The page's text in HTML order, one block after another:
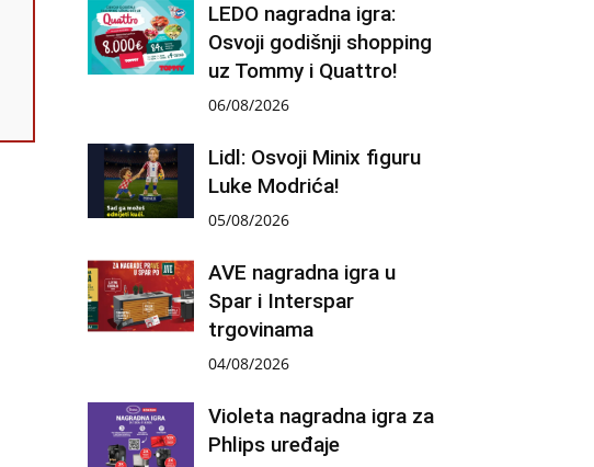
LEDO nagradna igra:
Osvoji godišnji shopping
uz Tommy i Quattro!
06/08/2026
Lidl: Osvoji Minix figuru
Luke Modrića!
05/08/2026
AVE nagradna igra u
Spar i Interspar
trgovinama
04/08/2026
Violeta nagradna igra za
Phlips uređaje